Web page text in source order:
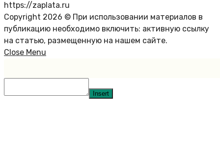
https://zaplata.ru
Copyright 2026 © При использовании материалов в
публикацию необходимо включить: активную ссылку
на статью, размещенную на нашем сайте.
Close Menu
Insert